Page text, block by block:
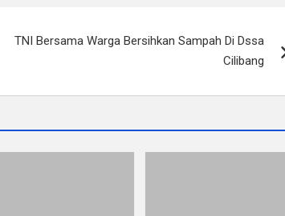
TNI Bersama Warga Bersihkan Sampah Di Dssa
Cilibang